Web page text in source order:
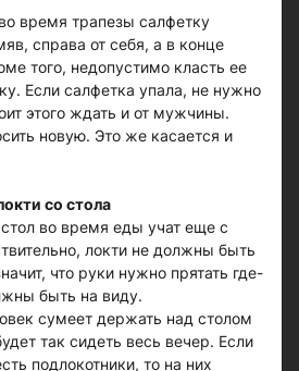
время трапезы салфетку
справа от себя, а в конце
того, недопустимо класть ее
Если салфетка упала, не нужно
этого ждать и от мужчины.
новую. Это же касается и
со стола
стол во время еды учат еще с
локти не должны быть
что руки нужно прятать где-
быть на виду.
сумеет держать над столом
так сидеть весь вечер. Если
подлокотники, то на них